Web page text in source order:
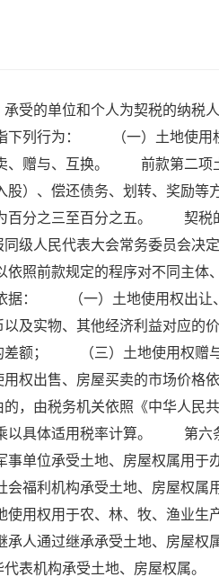
的单位和个人为契税的纳税
下列行为： （一）土地使
赠与、互换。 前款第二项
、偿还债务、划转、奖励等
分之三至百分之五。 契税的
级人民代表大会常务委员会决
前款规定的程序对不同主体
： （一）土地使用权出让、
以及实物、其他经济利益对
差额； （三）土地使用权赠
用权出售、房屋买卖的市场价
，由税务机关依照《中华人民
具体适用税率计算。 第六
位承受土地、房屋权属用于
利机构承受土地、房屋权属用
用权用于农、林、牧、渔业
人通过继承承受土地、房屋
代表机构承受土地、房屋权